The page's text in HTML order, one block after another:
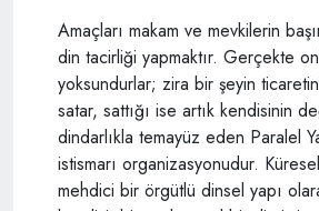
Amaçları makam ve mevkilerin
din tacirliği yapmaktır. Gerçekte
yoksundurlar; zira bir şeyin
satar, sattığı ise artık kendisinin
dindarlıkla temayüz eden Paralel
istismarı organizasyonudur.
mehdici bir örgütlü dinsel yapı